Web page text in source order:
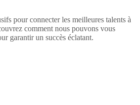
pour connecter les meilleures talents à
comment nous pouvons vous
garantir un succès éclatant.